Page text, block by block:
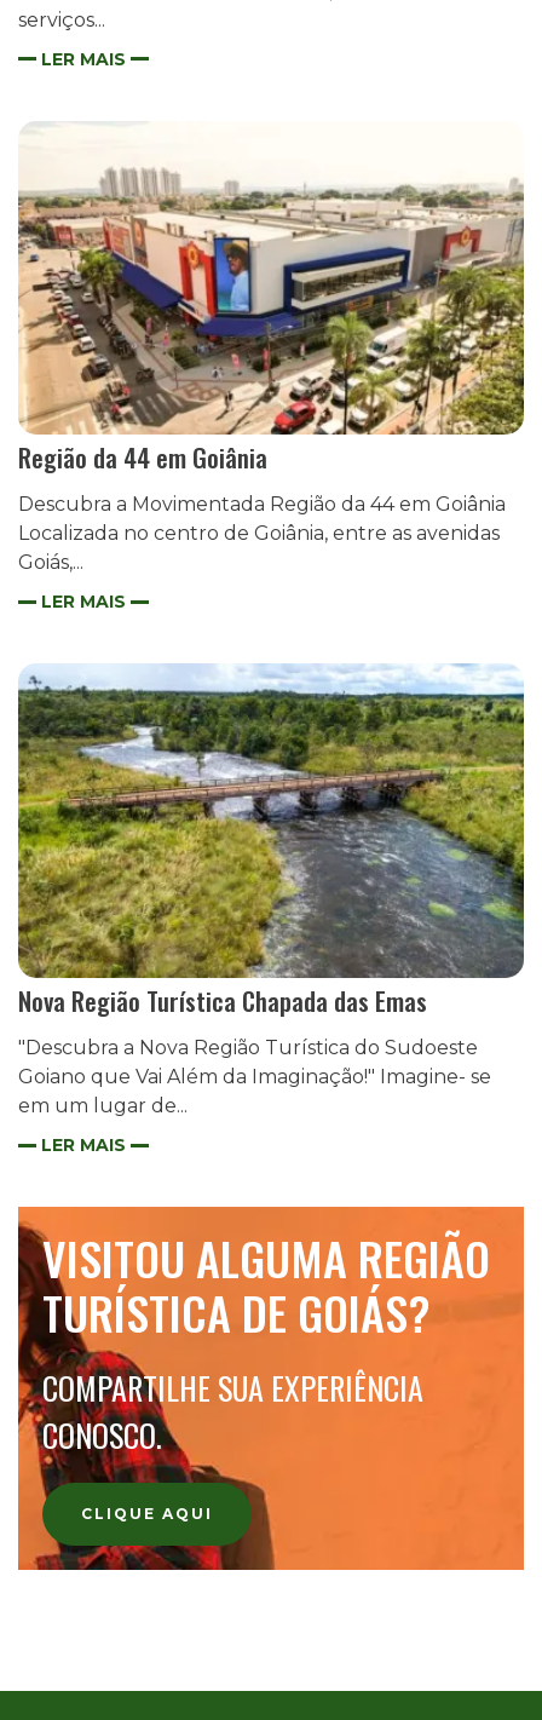
serviços...
LER MAIS
Região da 44 em Goiânia
Descubra a Movimentada Região da 44 em Goiânia
Localizada no centro de Goiânia, entre as avenidas
Goiás,...
LER MAIS
Nova Região Turística Chapada das Emas
"Descubra a Nova Região Turística do Sudoeste
Goiano que Vai Além da Imaginação!" Imagine- se
em um lugar de...
LER MAIS
VISITOU ALGUMA REGIÃO
TURÍSTICA DE GOIÁS?
COMPARTILHE SUA EXPERIÊNCIA
CONOSCO.
CLIQUE AQUI